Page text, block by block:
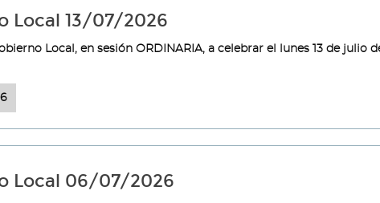
Local 13/07/2026
Local, en sesión ORDINARIA, a celebrar el lunes 13 de julio
Local 06/07/2026